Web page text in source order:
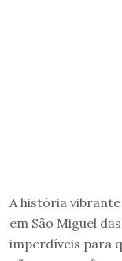
A história
em São Miguel
imperdíveis para